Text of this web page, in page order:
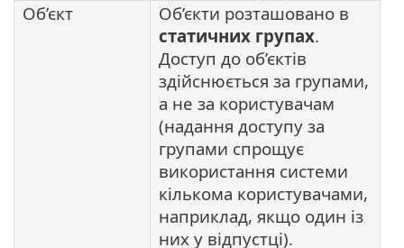
Об’єкт
Об’єкти розташовано в
статичних групах.
Доступ до об’єктів
здійснюється за групами,
а не за користувачам
(надання доступу за
групами спрощує
використання системи
кількома користувачами,
наприклад, якщо один із
них у відпустці).